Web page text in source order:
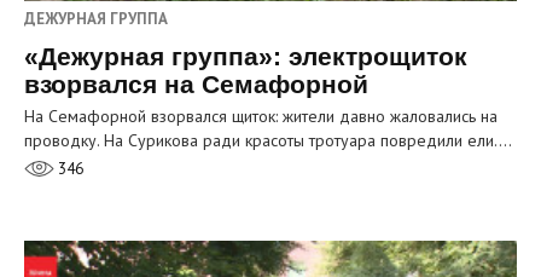
ДЕЖУРНАЯ ГРУППА
«Дежурная группа»: электрощиток
взорвался на Семафорной
На Семафорной взорвался щиток: жители давно жаловались на
проводку. На Сурикова ради красоты тротуара повредили ели.…
346